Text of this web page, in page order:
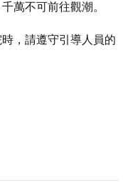
萬不可前往觀潮。
，請遵守引導人員的